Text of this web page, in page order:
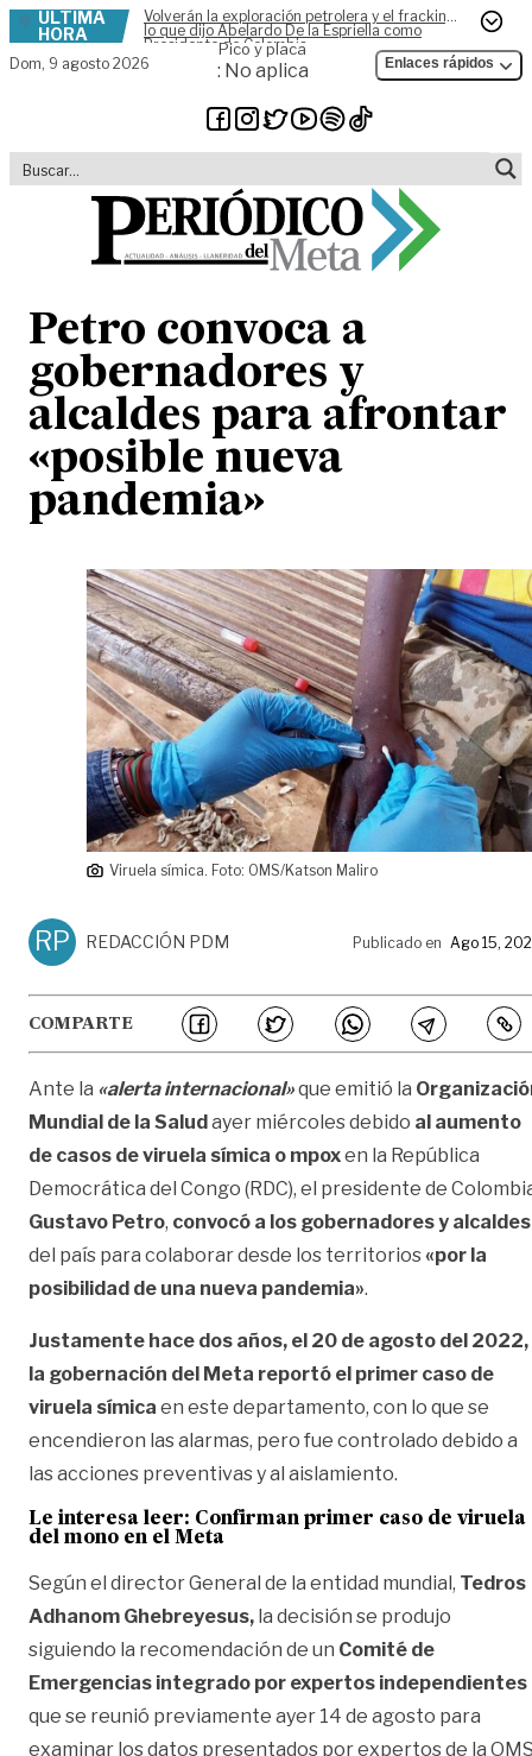
Skip to content
ÚLTIMA
HORA
Volverán la exploración petrolera y el fracking,
lo que dijo Abelardo De la Espriella como
Presidente de Colombia
Dom, 9 agosto 2026
Pico y placa
: No aplica Enlaces rápidos
Petro convoca a
gobernadores y
alcaldes para afrontar
«posible nueva
pandemia»
Viruela símica. Foto: OMS/Katson Maliro
RP REDACCIÓN PDM Publicado en Ago 15,
COMPARTE
Ante la «alerta internacional»que emitió la
Mundial de la Saludayer miércoles debido al aumento
de casos de viruela símica o mpoxen la República
Democrática del Congo (RDC), el presidente de
Gustavo Petro, convocó a los gobernadores y alcaldes
del país para colaborar desde los territorios«por la
posibilidad de una nueva pandemia».
Justamente hace dos años, el 20 de agosto del 2022,
la gobernación del Meta reportó el primer caso de
viruela símica en este departamento, con lo que se
encendieron las alarmas, pero fue controlado debido a
las acciones preventivas y al aislamiento.
Le interesa leer: Confirman primer caso de viruela
del mono en el Meta
Según el director General de la entidad mundial, Tedros
Adhanom Ghebreyesus, la decisión se produjo
siguiendo la recomendación de un Comité de
Emergencias integrado por expertos independientes
que se reunió previamente ayer 14 de agosto para
examinar los datos presentados por expertos de la